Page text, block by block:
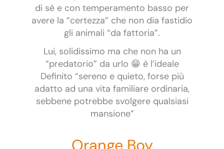
di sè e con temperamento basso per
avere la “certezza” che non dia fastidio
gli animali “da fattoria”.
Lui, solidissimo ma che non ha un
“predatorio” da urlo 😁 è l’ideale
Definito “sereno e quieto, forse più
adatto ad una vita familiare ordinaria,
sebbene potrebbe svolgere qualsiasi
mansione”